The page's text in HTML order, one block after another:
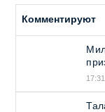
Комментируют
17:31